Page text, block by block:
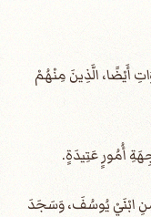
أَيْضًا، الَّذِينَ مِنْهُمْ
مِنِ ابْنَيْ يُوسُفَ، وَسَجَدَ